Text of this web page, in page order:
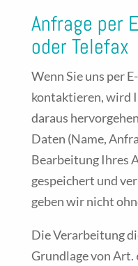
Anfrage per
oder Telefax
Wenn Sie uns per
kontaktieren, wird
daraus
Daten (Name,
Bearbeitung Ihres
gespeichert und
geben wir nicht
Die Verarbeitung
Grundlage von Art.